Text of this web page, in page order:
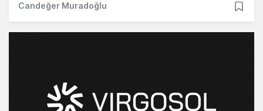
Candeğer Muradoğlu